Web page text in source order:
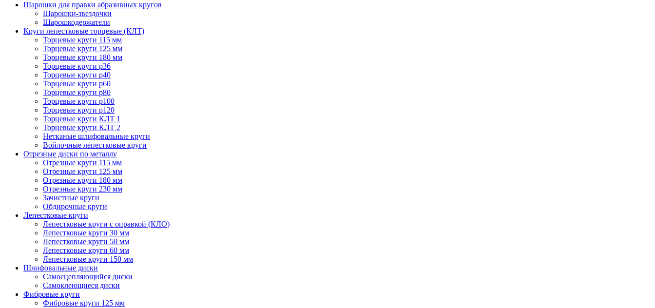
Шарошки для правки абразивных кругов
Шарошки-звездочки
Шарошкодержатели
Круги лепестковые торцевые (КЛТ)
Торцевые круги 115 мм
Торцевые круги 125 мм
Торцевые круги 180 мм
Торцевые круги p36
Торцевые круги p40
Торцевые круги p60
Торцевые круги p80
Торцевые круги p100
Торцевые круги p120
Торцевые круги КЛТ 1
Торцевые круги КЛТ 2
Нетканые шлифовальные круги
Войлочные лепестковые круги
Отрезные диски по металлу
Отрезные круги 115 мм
Отрезные круги 125 мм
Отрезные круги 180 мм
Отрезные круги 230 мм
Зачистные круги
Обдирочные круги
Лепестковые круги
Лепестковые круги с оправкой (КЛО)
Лепестковые круги 30 мм
Лепестковые круги 50 мм
Лепестковые круги 60 мм
Лепестковые круги 150 мм
Шлифовальные диски
Самосцепляющийся диски
Самоклеющиеся диски
Фибровые круги
Фибровые круги 125 мм